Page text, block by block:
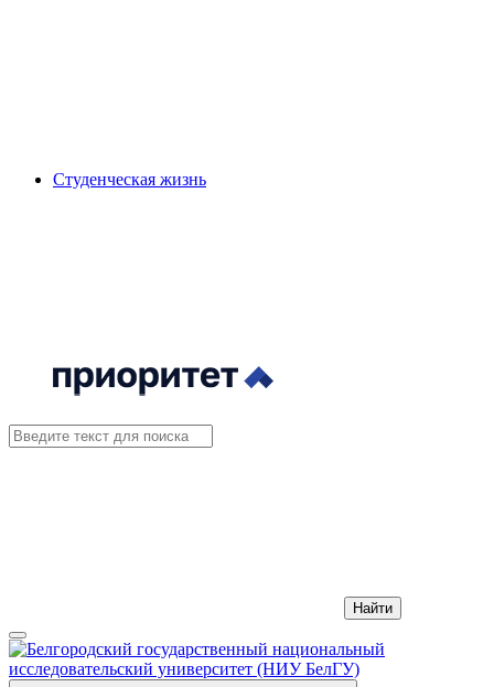
Студенческая жизнь
Найти